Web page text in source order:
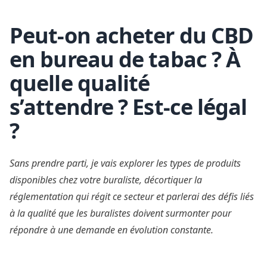
Skip to content
Peut-on acheter du CBD
en bureau de tabac ? À
quelle qualité
s’attendre ? Est-ce légal
?
Sans prendre parti, je vais explorer les types de produits
disponibles chez votre buraliste, décortiquer la
réglementation qui régit ce secteur et parlerai des défis liés
à la qualité que les buralistes doivent surmonter pour
répondre à une demande en évolution constante.